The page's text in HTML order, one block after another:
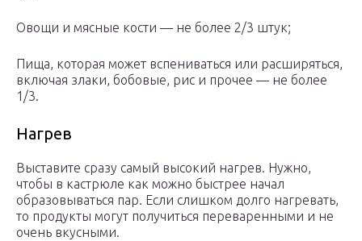
Овощи и мясные кости — не более 2/3 штук;
Пища, которая может вспениваться или расширяться,
включая злаки, бобовые, рис и прочее — не более
1/3.
Нагрев
Выставите сразу самый высокий нагрев. Нужно,
чтобы в кастрюле как можно быстрее начал
образовываться пар. Если слишком долго нагревать,
то продукты могут получиться переваренными и не
очень вкусными.